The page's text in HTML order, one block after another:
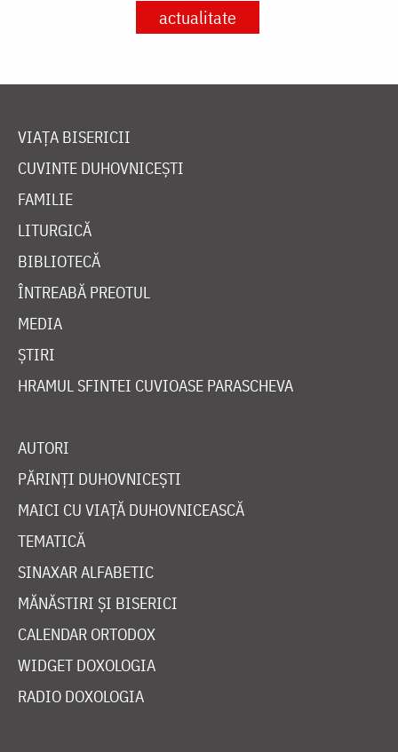
actualitate
VIAȚA BISERICII
CUVINTE DUHOVNICEȘTI
FAMILIE
LITURGICĂ
BIBLIOTECĂ
ÎNTREABĂ PREOTUL
MEDIA
ȘTIRI
HRAMUL SFINTEI CUVIOASE PARASCHEVA
AUTORI
PĂRINȚI DUHOVNICEȘTI
MAICI CU VIAȚĂ DUHOVNICEASCĂ
TEMATICĂ
SINAXAR ALFABETIC
MĂNĂSTIRI ȘI BISERICI
CALENDAR ORTODOX
WIDGET DOXOLOGIA
RADIO DOXOLOGIA